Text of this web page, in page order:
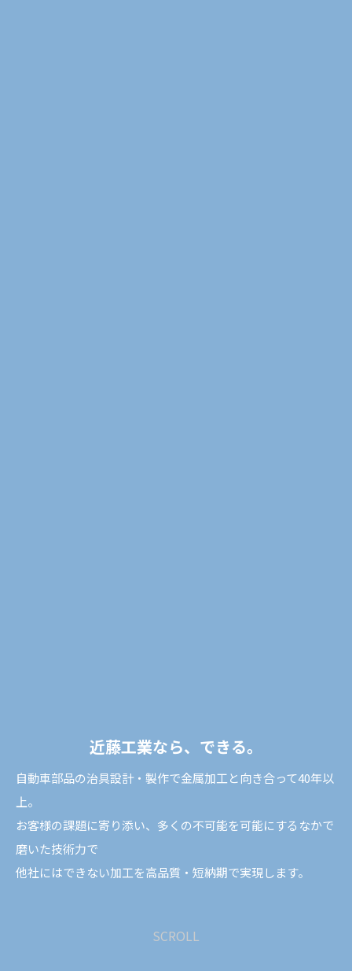
近藤工業なら、 できる。
自動車部品の治具設計・製作で金属加工と向き合って40年以
上。
お客様の課題に寄り添い、多くの不可能を可能にするなかで
磨いた技術力で
他社にはできない加工を高品質・短納期で実現します。
SCROLL